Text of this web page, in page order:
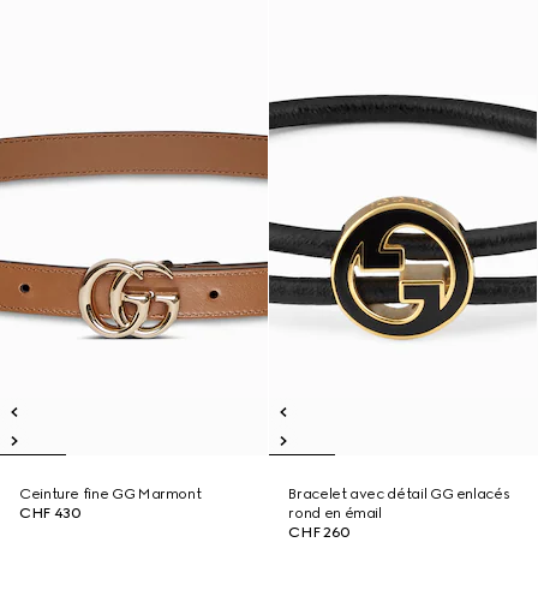
Ceinture fine GG Marmont
CHF 430
Bracelet avec détail GG enlacés
rond en émail
CHF 260